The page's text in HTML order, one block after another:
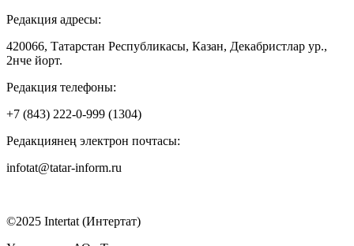
Редакция адресы:
420066, Татарстан Республикасы, Казан, Декабристлар ур.,
2нче йорт.
Редакция телефоны:
+7 (843) 222-0-999 (1304)
Редакциянең электрон почтасы:
infotat@tatar-inform.ru
©2025 Intertat (Интертат)